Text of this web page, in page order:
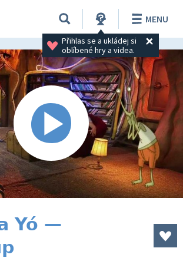
Přihlas se a ukládej si
oblíbené hry a videa.
MENU
Yó —